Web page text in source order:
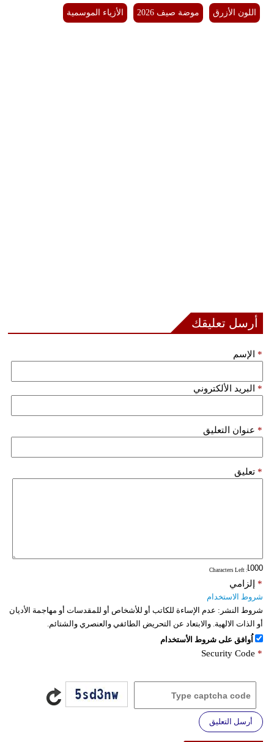
اللون الأزرق موضة صيف 2026 الأزياء الموسمية
أرسل تعليقك
الإسم *
البريد الألكتروني *
عنوان التعليق *
تعليق *
: Characters Left
إلزامي *
شروط الاستخدام
شروط النشر: عدم الإساءة للكاتب أو للأشخاص أو للمقدسات أو مهاجمة الأديان
أو الذات الالهية. والابتعاد عن التحريض الطائفي والعنصري والشتائم.
اُوافق على شروط الأستخدام
Security Code *
أرسل التعليق